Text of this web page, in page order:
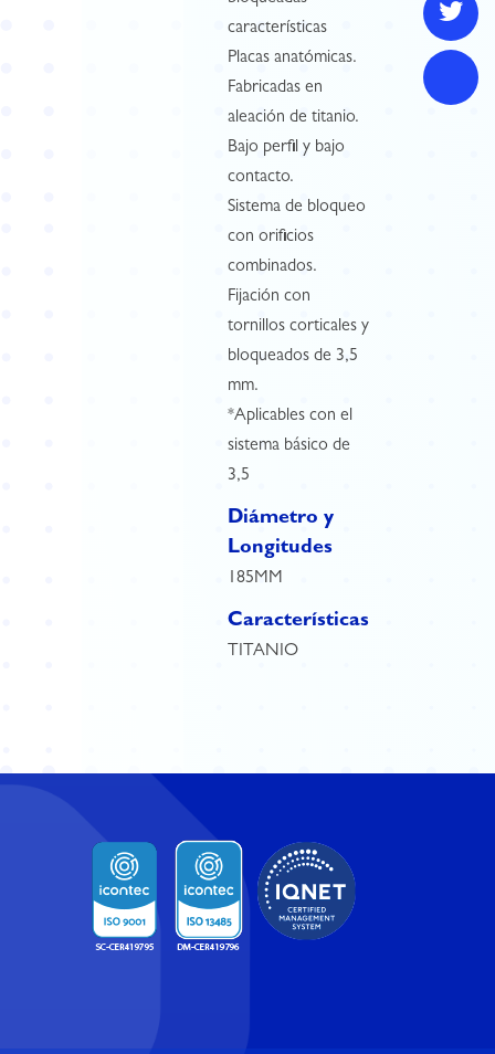
características
Placas anatómicas.
Fabricadas en
aleación de titanio.
Bajo perfil y bajo
contacto.
Sistema de bloqueo
con orificios
combinados.
Fijación con
tornillos corticales y
bloqueados de 3,5
mm.
*Aplicables con el
sistema básico de
3,5
Diámetro y
Longitudes
185MM
Características
TITANIO